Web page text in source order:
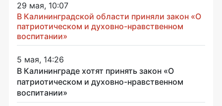
29 мая, 10:07
В Калининградской области приняли закон «О
патриотическом и духовно-нравственном
воспитании»
5 мая, 14:26
В Калининграде хотят принять закон «О
патриотическом и духовно-нравственном
воспитании»